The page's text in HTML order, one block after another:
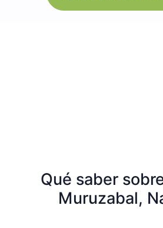
Qué saber
Muruzabal,